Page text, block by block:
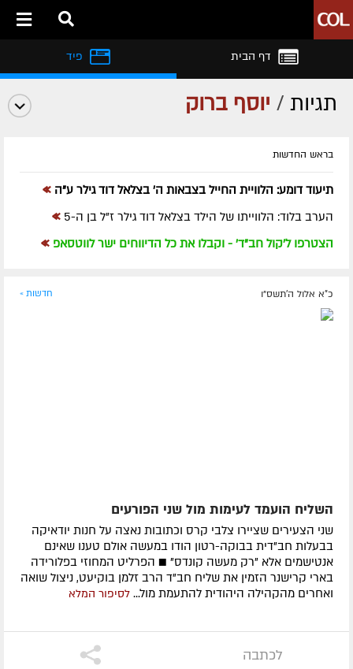
דף הבית
תגיות / יוסף ברוק
בראש החדשות
תיעוד דומע: הלוויית החייל בצבאות ה' בצלאל דוד גילר ע"ה »
הערב בלוד: הלווייתו של הילד בצלאל דוד גילר ז"ל בן ה-5 »
הצטרפו ל'קול חב"ד' - וקבלו את כל הדיווחים ישר לווטסאפ »
כ"א אלול ה׳תשס״ו חדשות »
השליח הועמד לעימות מול שני הפורעים
שני הצעירים שציירו צלבי קרס וכתובות נאצה על חנות יודאיקה
בבעלות חב"דית בבוקה-רטון הודו במעשה אולם טענו שאינם
אנטישמים אלא "רק מעשה קונדס" ■ הפרליט המחוזי בפלורידה
בארי קרישנר הזמין את שליח חב"ד הרב זלמן בוקיעט, ניצול שואה
ואחרים מהקהילה היהודית להתעמת מול... לסיפור המלא
לכתבה